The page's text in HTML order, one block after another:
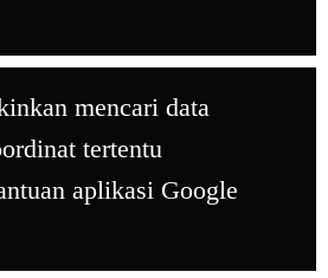
mencari data
tertentu
aplikasi Google